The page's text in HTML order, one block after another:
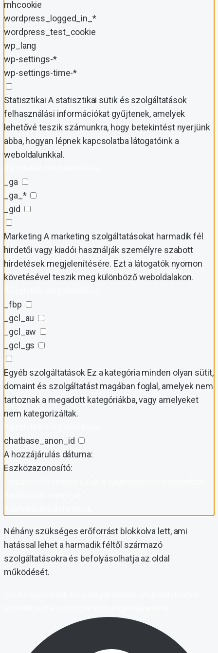
mhcookie
wordpress_logged_in_*
wordpress_test_cookie
wp_lang
wp-settings-*
wp-settings-time-*
Statisztikai A statisztikai sütik és szolgáltatások
felhasználási információkat gyűjtenek, amelyek
lehetővé teszik számunkra, hogy betekintést nyerjünk
abba, hogyan lépnek kapcsolatba látogatóink a
weboldalunkkal.
_ga
_ga_*
_gid
Marketing A marketing szolgáltatásokat harmadik fél
hirdetői vagy kiadói használják személyre szabott
hirdetések megjelenítésére. Ezt a látogatók nyomon
követésével teszik meg különböző weboldalakon.
_fbp
_gcl_au
_gcl_aw
_gcl_gs
Egyéb szolgáltatások Ez a kategória minden olyan sütit,
domaint és szolgáltatást magában foglal, amelyek nem
tartoznak a megadott kategóriákba, vagy amelyeket
nem kategorizáltak.
chatbase_anon_id
A hozzájárulás dátuma:
Eszközazonosító:
Néhány szükséges erőforrást blokkolva lett, ami
hatással lehet a harmadik féltől származó
szolgáltatásokra és befolyásolhatja az oldal
működését.